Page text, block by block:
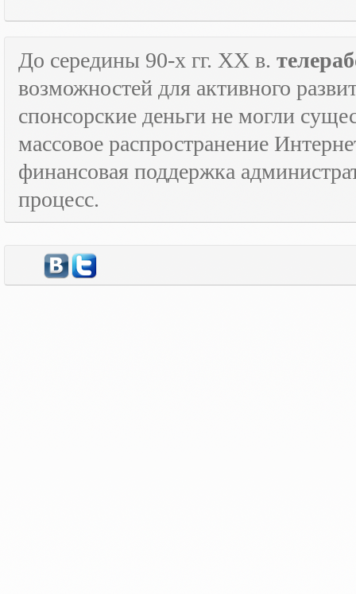
До середины 90-х гг. XX в.
возможностей для активного
спонсорские деньги не могли
массовое распространение
финансовая поддержка
процесс.